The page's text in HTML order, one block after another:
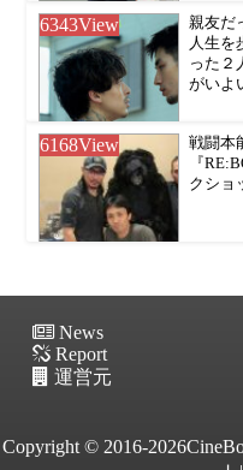
6343View
親友だ
人生を
った２
がいよ
6168View
戦闘本
『
クショ
News
Report
運営元
Copyright © 2016-